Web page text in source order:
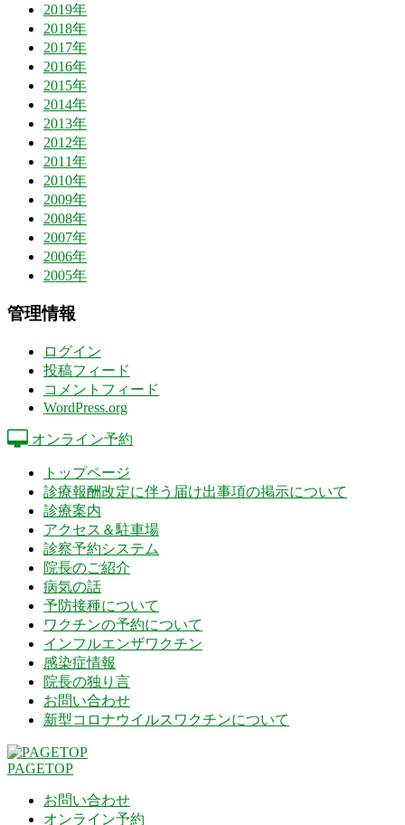
2019年
2018年
2017年
2016年
2015年
2014年
2013年
2012年
2011年
2010年
2009年
2008年
2007年
2006年
2005年
管理情報
ログイン
投稿フィード
コメントフィード
WordPress.org
オンライン予約
トップページ
診療報酬改定に伴う届け出事項の掲示について
診療案内
アクセス＆駐車場
診察予約システム
院長のご紹介
病気の話
予防接種について
ワクチンの予約について
インフルエンザワクチン
感染症情報
院長の独り言
お問い合わせ
新型コロナウイルスワクチンについて
PAGETOP
お問い合わせ
オンライン予約